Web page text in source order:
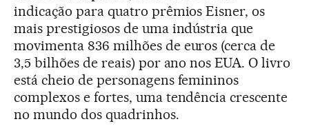
indicação para quatro prêmios Eisner, os
mais prestigiosos de uma indústria que
movimenta 836 milhões de euros (cerca de
3,5 bilhões de reais) por ano nos EUA. O livro
está cheio de personagens femininos
complexos e fortes, uma tendência crescente
no mundo dos quadrinhos.